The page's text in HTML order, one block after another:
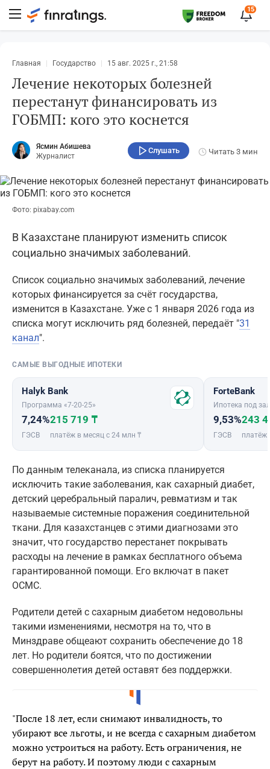
15
Главная Государство 15 авг. 2025 г., 21:58
Лечение некоторых болезней
перестанут финансировать из
ГОБМП: кого это коснется
Ясмин Абишева
Журналист
Слушать Читать 3 мин
Фото: pixabay.com
В Казахстане планируют изменить список
социально значимых заболеваний.
Список социально значимых заболеваний, лечение
которых финансируется за счёт государства,
изменится в Казахстане. Уже с 1 января 2026 года из
списка могут исключить ряд болезней, передаёт "31
канал".
САМЫЕ ВЫГОДНЫЕ ИПОТЕКИ
Halyk Bank
Программа «7-20-25»
7,24%
ГЭСВ
215 719 ₸
платёж в месяц с 24 млн ₸
ForteBank
Ипотека под
9,53%
ГЭСВ
243
платёж
По данным телеканала, из списка планируется
исключить такие заболевания, как сахарный диабет,
детский церебральный паралич, ревматизм и так
называемые системные поражения соединительной
ткани. Для казахстанцев с этими диагнозами это
значит, что государство перестанет покрывать
расходы на лечение в рамках бесплатного объема
гарантированной помощи. Его включат в пакет
ОСМС.
Родители детей с сахарным диабетом недовольны
такими изменениями, несмотря на то, что в
Минздраве общеают сохранить обеспечение до 18
лет. Но родители боятся, что по достижении
совершеннолетия детей оставят без поддержки.
"После 18 лет, если снимают инвалидность, то
убирают все льготы, и не всегда с сахарным диабетом
можно устроиться на работу. Есть ограничения, не
берут на работу. И поэтому люди с сахарным